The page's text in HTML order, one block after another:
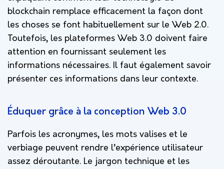
blockchain remplace efficacement la façon dont
les choses se font habituellement sur le Web 2.0.
Toutefois, les plateformes Web 3.0 doivent faire
attention en fournissant seulement les
informations nécessaires. Il faut également savoir
présenter ces informations dans leur contexte.
Éduquer grâce à la conception Web 3.0
Parfois les acronymes, les mots valises et le
verbiage peuvent rendre l’expérience utilisateur
assez déroutante. Le jargon technique et les